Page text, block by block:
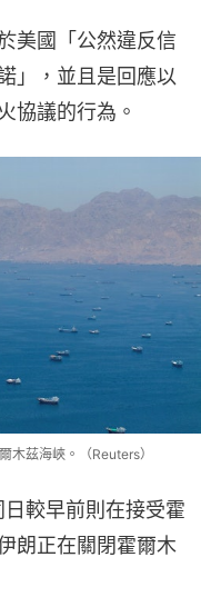
美國「公然違反信
」，並且是回應以
協議的行為。
木茲海峽。（Reuters）
較早前則在接受霍
朗正在關閉霍爾木